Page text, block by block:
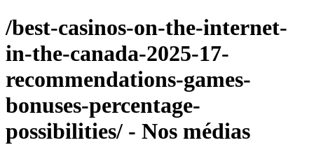
/best-casinos-on-the-internet-
in-the-canada-2025-17-
recommendations-games-
bonuses-percentage-
possibilities/ - Nos médias